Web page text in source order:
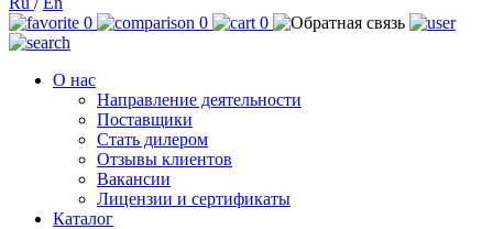
0
0 0
О нас
Направление деятельности
Поставщики
Стать дилером
Отзывы клиентов
Вакансии
Лицензии и сертификаты
Каталог